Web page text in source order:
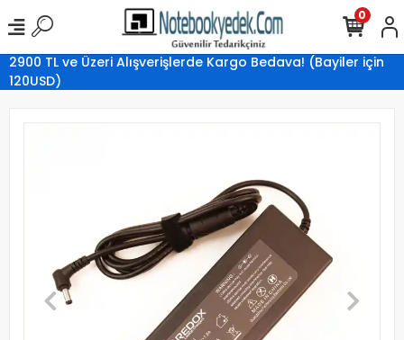
2900 TL ve Üzeri Alışverişlerde Kargo Bedava! (Bayiler için
120USD)
0